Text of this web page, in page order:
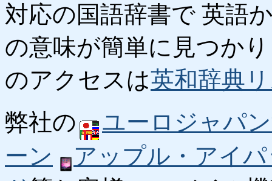
対応の国語辞書で 英語
の意味が簡単に見つか
のアクセスは英和辞典
弊社の
ユーロジャパ
ーン
アップル・アイ